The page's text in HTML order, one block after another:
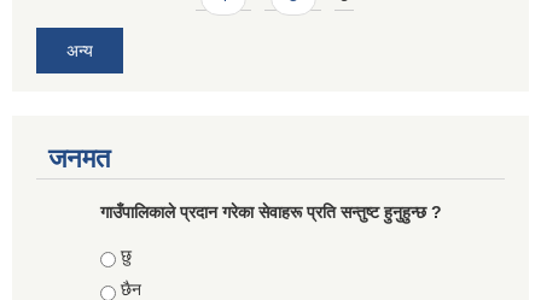
अन्य
जनमत
गाउँपालिकाले प्रदान गरेका सेवाहरू प्रति सन्तुष्ट हुनुहुन्छ ?
Choices
छु
छैन